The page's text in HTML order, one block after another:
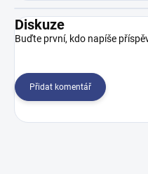
Diskuze
Buďte první, kdo napíše
Přidat komentář